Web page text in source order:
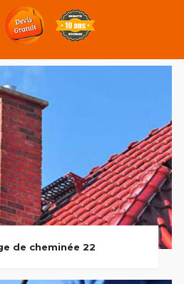
de cheminée 22